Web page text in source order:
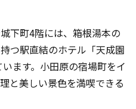
下町4階には、箱根湯本の
つ駅直結のホテル「天成園
ます。小田原の宿場町をイ
と美しい景色を満喫できる